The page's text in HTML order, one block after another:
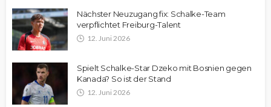
Nächster Neuzugang fix: Schalke-Team
verpflichtet Freiburg-Talent
12. Juni 2026
Spielt Schalke-Star Dzeko mit Bosnien gegen
Kanada? So ist der Stand
12. Juni 2026